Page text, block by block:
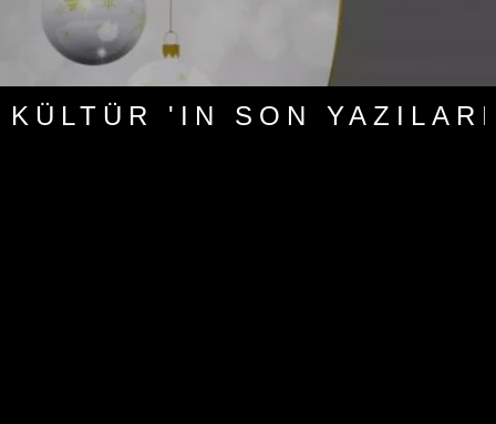
KÜLTÜR 'IN SON YAZILARI